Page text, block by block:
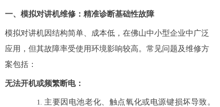
一、模拟对讲机维修：精准诊断基础性故障
模拟对讲机因结构简单、成本低，在佛山中小型企业中广泛
应用，但其故障率受使用环境影响较高。常见问题及维修方
案包括：
无法开机或频繁断电：
主要因电池老化、触点氧化或电源键损坏导致。